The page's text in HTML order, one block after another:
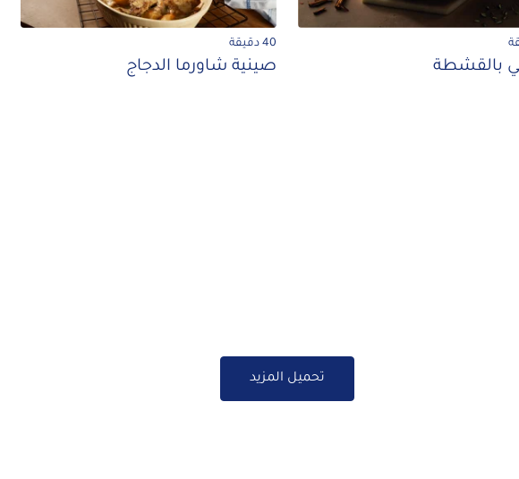
بالقشطة
40 دقيقة
صينية شاورما الدجاج
تحميل المزيد